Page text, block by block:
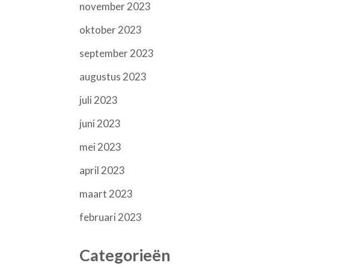
november 2023
oktober 2023
september 2023
augustus 2023
juli 2023
juni 2023
mei 2023
april 2023
maart 2023
februari 2023
Categorieën